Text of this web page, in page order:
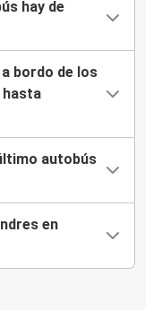
hay de
bordo de los
hasta
autobús
en